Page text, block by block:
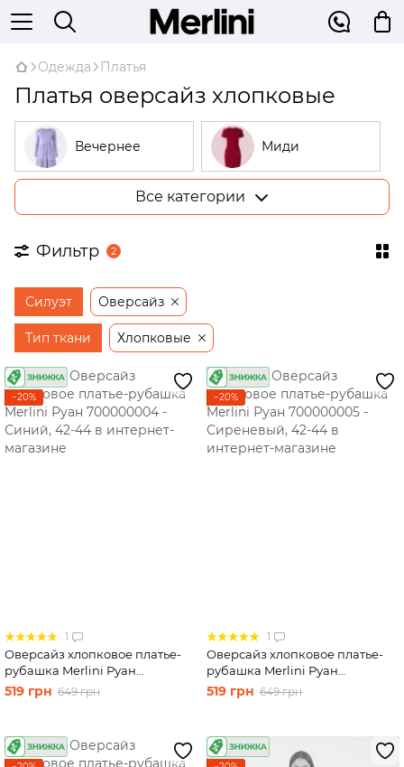
Одежда Платья
Платья оверсайз хлопковые
Вечернее Миди
размеры
В рубчик
На запах
Бежевые
Платья-
трапеции
Все категории
Фильтр 2
Силуэт Оверсайз
Тип ткани Хлопковые
−20%
1
Оверсайз хлопковое платье-
рубашка Merlini Руан
700000004 - Синий, 42-44
519 грн 649 грн
−20%
1
Оверсайз хлопковое платье-
рубашка Merlini Руан
700000005 - Сиреневый, 42-44
519 грн 649 грн